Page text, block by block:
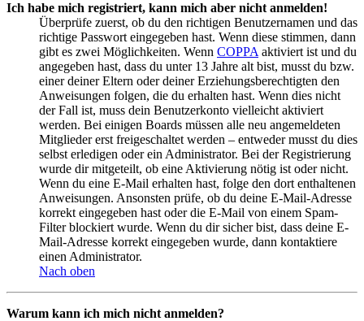
Ich habe mich registriert, kann mich aber nicht anmelden!
Überprüfe zuerst, ob du den richtigen Benutzernamen und das
richtige Passwort eingegeben hast. Wenn diese stimmen, dann
gibt es zwei Möglichkeiten. Wenn COPPA aktiviert ist und du
angegeben hast, dass du unter 13 Jahre alt bist, musst du bzw.
einer deiner Eltern oder deiner Erziehungsberechtigten den
Anweisungen folgen, die du erhalten hast. Wenn dies nicht
der Fall ist, muss dein Benutzerkonto vielleicht aktiviert
werden. Bei einigen Boards müssen alle neu angemeldeten
Mitglieder erst freigeschaltet werden – entweder musst du dies
selbst erledigen oder ein Administrator. Bei der Registrierung
wurde dir mitgeteilt, ob eine Aktivierung nötig ist oder nicht.
Wenn du eine E-Mail erhalten hast, folge den dort enthaltenen
Anweisungen. Ansonsten prüfe, ob du deine E-Mail-Adresse
korrekt eingegeben hast oder die E-Mail von einem Spam-
Filter blockiert wurde. Wenn du dir sicher bist, dass deine E-
Mail-Adresse korrekt eingegeben wurde, dann kontaktiere
einen Administrator.
Nach oben
Warum kann ich mich nicht anmelden?